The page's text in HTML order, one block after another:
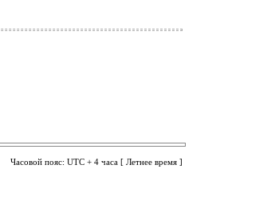
Часовой пояс: UTC + 4 часа [ Летнее время ]